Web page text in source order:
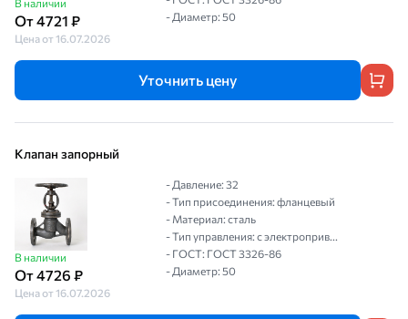
В наличии
От 4721 ₽
Цена от 16.07.2026
- Диаметр: 50
Уточнить цену
Клапан запорный
В наличии
От 4726 ₽
Цена от 16.07.2026
- Давление: 32
- Тип присоединения: фланцевый
- Материал: сталь
- Тип управления: с электроприв...
- ГОСТ: ГОСТ 3326-86
- Диаметр: 50